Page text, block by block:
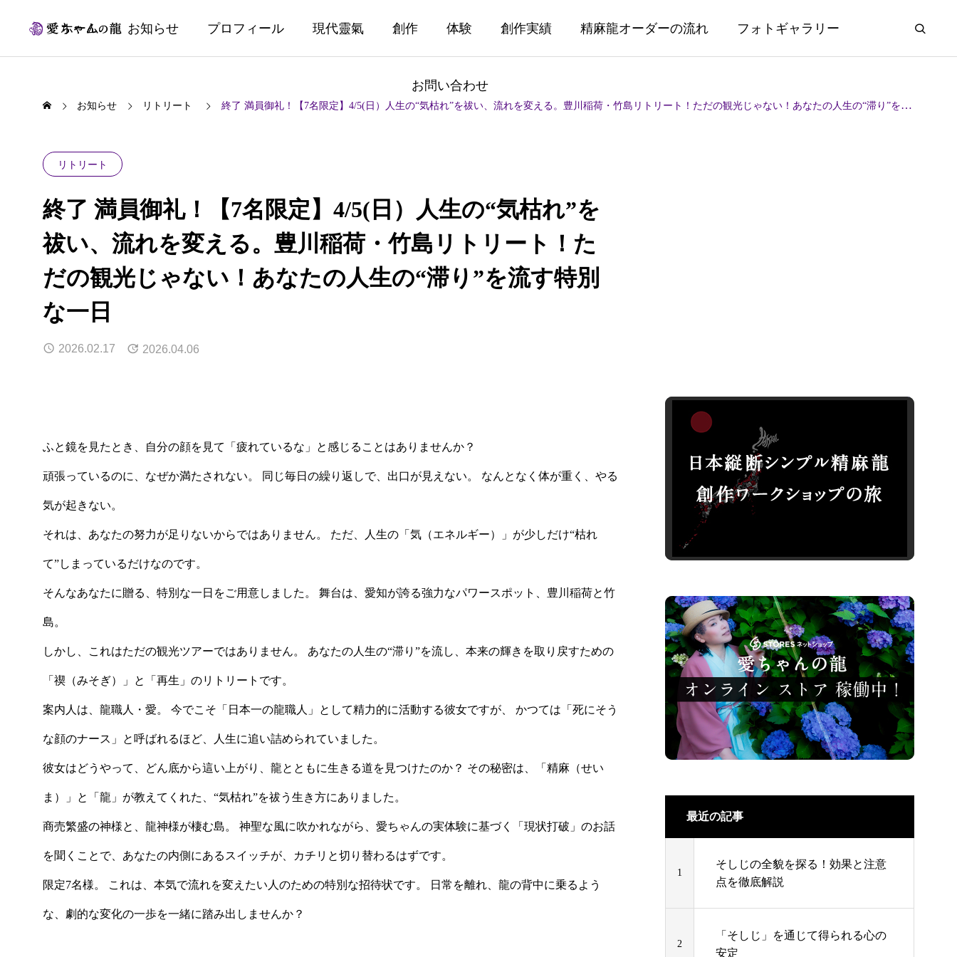
ホーム お知らせ プロフィール 現代靈氣 創作 体験 創作実績 精麻龍オーダーの流れ フォトギャラリー
お問い合わせ
お知らせ リトリート 終了 満員御礼！【7名限定】4/5(日）人生の“気枯れ”を祓い、流れを変える。豊川稲荷・竹島リトリート！ただの観光じゃない！あなたの人生の“滞り”を流す特別な一日
リトリート
終了 満員御礼！【7名限定】4/5(日）人生の“気枯れ”を
祓い、流れを変える。豊川稲荷・竹島リトリート！た
だの観光じゃない！あなたの人生の“滞り”を流す特別
な一日
2026.02.17 2026.04.06
ふと鏡を見たとき、自分の顔を見て「疲れているな」と感じることはありませんか？
頑張っているのに、なぜか満たされない。 同じ毎日の繰り返しで、出口が見えない。 なんとなく体が重く、やる
気が起きない。
それは、あなたの努力が足りないからではありません。 ただ、人生の「気（エネルギー）」が少しだけ“枯れ
て”しまっているだけなのです。
そんなあなたに贈る、特別な一日をご用意しました。 舞台は、愛知が誇る強力なパワースポット、豊川稲荷と竹
島。
しかし、これはただの観光ツアーではありません。 あなたの人生の“滞り”を流し、本来の輝きを取り戻すための
「禊（みそぎ）」と「再生」のリトリートです。
案内人は、龍職人・愛。 今でこそ「日本一の龍職人」として精力的に活動する彼女ですが、 かつては「死にそう
な顔のナース」と呼ばれるほど、人生に追い詰められていました。
彼女はどうやって、どん底から這い上がり、龍とともに生きる道を見つけたのか？ その秘密は、「精麻（せい
ま）」と「龍」が教えてくれた、“気枯れ”を祓う生き方にありました。
商売繁盛の神様と、龍神様が棲む島。 神聖な風に吹かれながら、愛ちゃんの実体験に基づく「現状打破」のお話
を聞くことで、あなたの内側にあるスイッチが、カチリと切り替わるはずです。
限定7名様。 これは、本気で流れを変えたい人のための特別な招待状です。 日常を離れ、龍の背中に乗るよう
な、劇的な変化の一歩を一緒に踏み出しませんか？
最近の記事
1
そしじの全貌を探る！効果と注意
点を徹底解説
2
「そしじ」を通じて得られる心の
安定